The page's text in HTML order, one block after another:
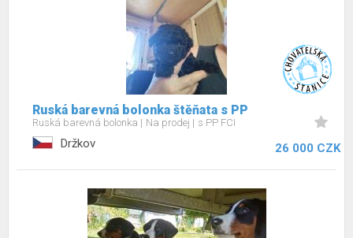
Ruská barevná bolonka štěňata s PP
Ruská barevná bolonka Na prodej s PP FCI
Držkov 26 000 CZK